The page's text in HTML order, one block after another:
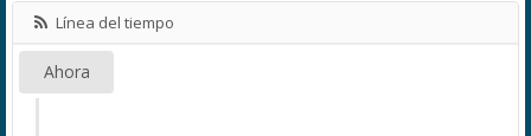
Línea del tiempo
Ahora